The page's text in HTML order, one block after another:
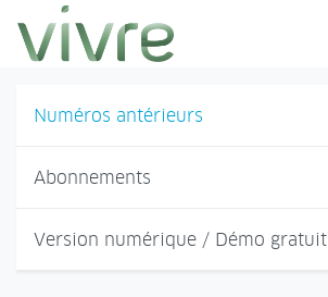
Aller au menu principal
Aller au contenu principal
Numéros antérieurs
Abonnements
Version numérique / Démo gratuit